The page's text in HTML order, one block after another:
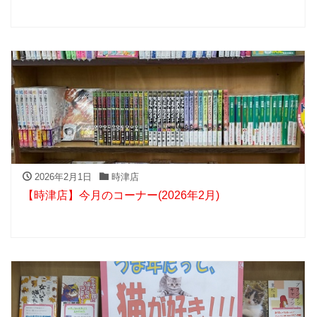
2026年2月1日 時津店
【時津店】今月のコーナー(2026年2月)